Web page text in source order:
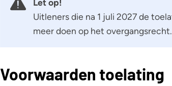
Let op!
Uitleners die na 1 juli 2027 de
meer doen op het overgangsrecht.
Voorwaarden toelating